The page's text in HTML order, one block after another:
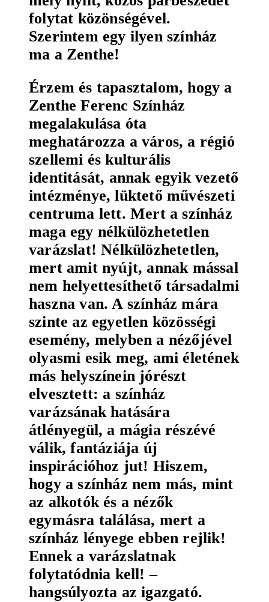
folytat közönségével.
Szerintem egy ilyen színház
ma a Zenthe!
Érzem és tapasztalom, hogy a
Zenthe Ferenc Színház
megalakulása óta
meghatározza a város, a régió
szellemi és kulturális
identitását, annak egyik vezető
intézménye, lüktető művészeti
centruma lett. Mert a színház
maga egy nélkülözhetetlen
varázslat! Nélkülözhetetlen,
mert amit nyújt, annak mással
nem helyettesíthető társadalmi
haszna van. A színház mára
szinte az egyetlen közösségi
esemény, melyben a nézőjével
olyasmi esik meg, ami életének
más helyszínein jórészt
elvesztett: a színház
varázsának hatására
átlényegül, a mágia részévé
válik, fantáziája új
inspirációhoz jut! Hiszem,
hogy a színház nem más, mint
az alkotók és a nézők
egymásra találása, mert a
színház lényege ebben rejlik!
Ennek a varázslatnak
folytatódnia kell! –
hangsúlyozta az igazgató.